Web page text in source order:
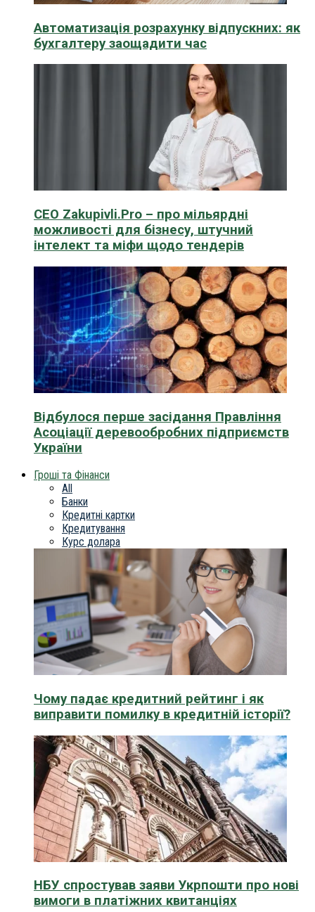
Автоматизація розрахунку відпускних: як
бухгалтеру заощадити час
CEO Zakupivli.Pro – про мільярдні
можливості для бізнесу, штучний
інтелект та міфи щодо тендерів
Відбулося перше засідання Правління
Асоціації деревообробних підприємств
України
Гроші та Фінанси
All
Банки
Кредитні картки
Кредитування
Курс долара
Чому падає кредитний рейтинг і як
виправити помилку в кредитній історії?
НБУ спростував заяви Укрпошти про нові
вимоги в платіжних квитанціях